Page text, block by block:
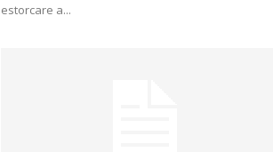
estorcare a...